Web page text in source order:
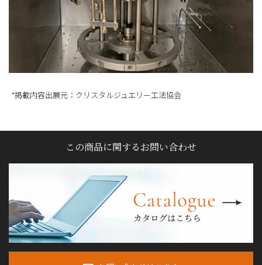
*掲載内容出展元：クリスタルジュエリー工法協会
この商品に関するお問い合わせ